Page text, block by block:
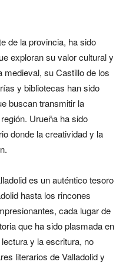
de la provincia, ha sido
exploran su valor cultural y
medieval, su Castillo de los
y bibliotecas han sido
buscan transmitir la
Urueña ha sido
donde la creatividad y la
es un auténtico tesoro
hasta los rincones
cada lugar de
que ha sido plasmada en
y la escritura, no
literarios de Valladolid y